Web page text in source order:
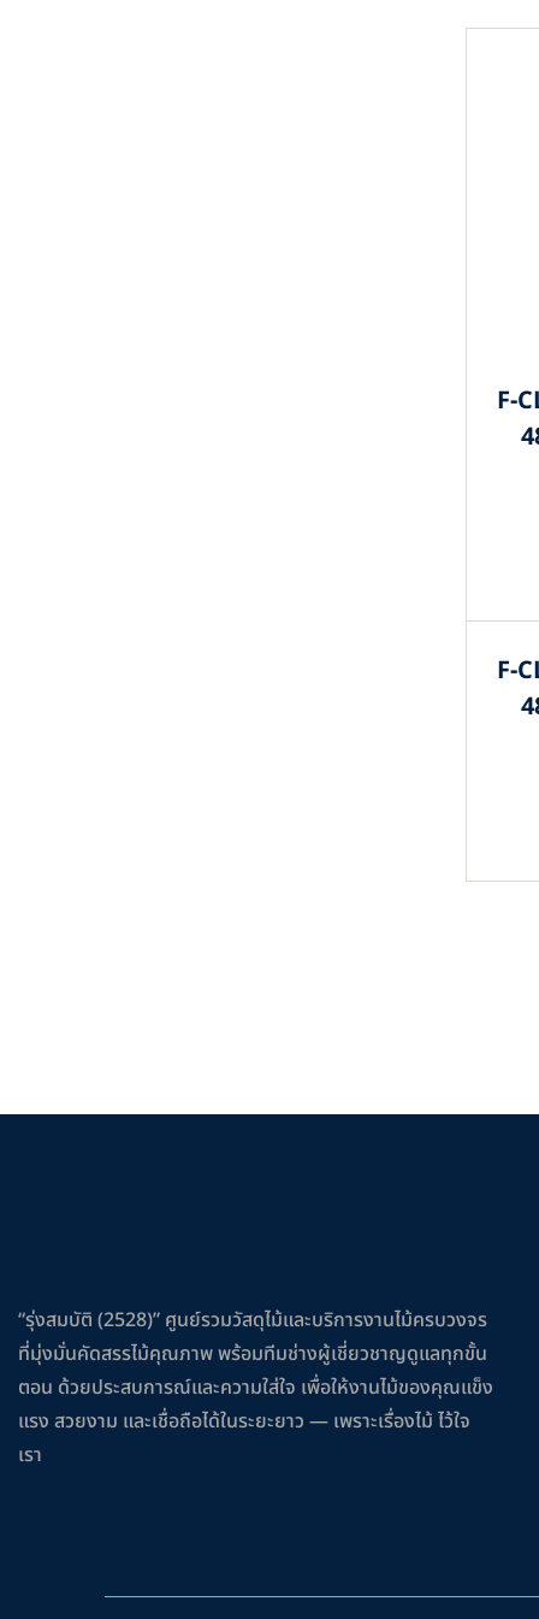
F-
F-
“รุ่งสมบัติ (2528)” ศูนย์รวมวัสดุไม้และบริการงานไม้ครบวงจร
ที่มุ่งมั่นคัดสรรไม้คุณภาพ พร้อมทีมช่างผู้เชี่ยวชาญดูแลทุกขั้น
ตอน ด้วยประสบการณ์และความใส่ใจ เพื่อให้งานไม้ของคุณแข็ง
แรง สวยงาม และเชื่อถือได้ในระยะยาว — เพราะเรื่องไม้ ไว้ใจ
เรา